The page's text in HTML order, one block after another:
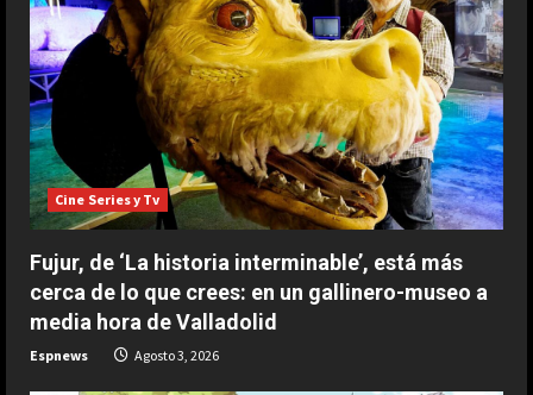
e
R
e
a
d
i
n
g
Cine Series y Tv
Fujur, de ‘La historia interminable’, está más
cerca de lo que crees: en un gallinero-museo a
media hora de Valladolid
Espnews Agosto 3, 2026